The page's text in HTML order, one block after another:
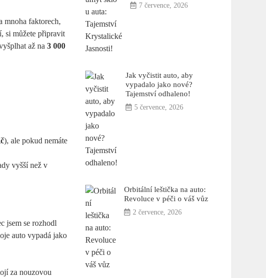
mnoha faktorech,
si můžete připravit
až na3 000
), ale pokud nemáte
vyšší než v
jsem se rozhodl
auto vypadá jako
za nouzovou
7 července, 2026
Jak vyčistit auto, aby
vypadalo jako nové?
Tajemství odhaleno!
5 července, 2026
Orbitální leštička na auto:
Revoluce v péči o váš vůz
2 července, 2026